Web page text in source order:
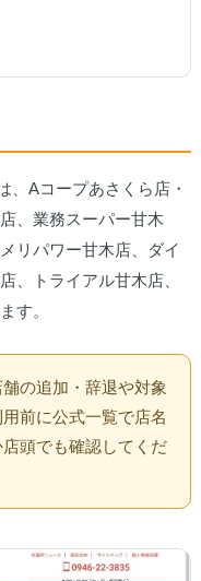
、Aコープあさくら店・
、業務スーパー甘木
リパワー甘木店、ダイ
、トライアル甘木店、
す。
舗の追加・辞退や対象
前に公式一覧で店名
頭でも確認してくだ